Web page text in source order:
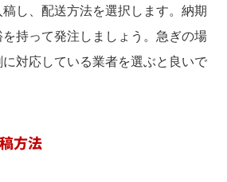
し、配送方法を選択します。納期
持って発注しましょう。急ぎの場
対応している業者を選ぶと良いで
方法